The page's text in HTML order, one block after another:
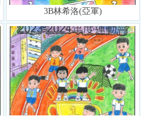
3B林希洛(亞軍)